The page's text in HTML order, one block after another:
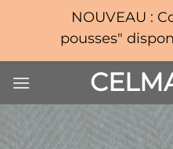
au
contenu
NOUVEAU :
pousses"